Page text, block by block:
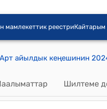
мамлекеттик реестри
Шилтеме